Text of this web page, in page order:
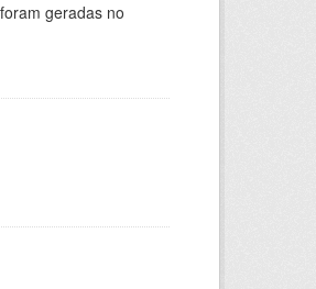
geradas no